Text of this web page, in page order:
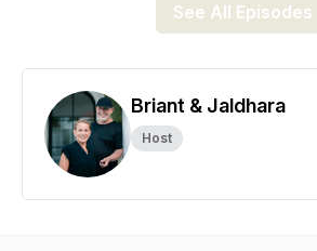
See All Episodes
Briant & Jaldhara
Host